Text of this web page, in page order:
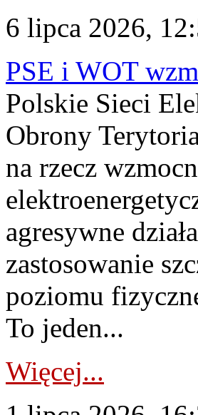
6 lipca 2026,
PSE i WOT
Polskie Sieci
Obrony
na rzecz
agresywne
zastosowanie
poziomu
To jeden...
Więcej...